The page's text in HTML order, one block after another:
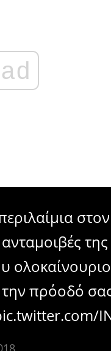
ad
στον
ανταμοιβές
πρόοδό